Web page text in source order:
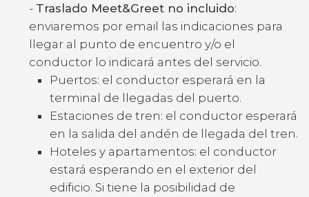
- Traslado Meet&Greet no incluido:
enviaremos por email las indicaciones para
llegar al punto de encuentro y/o el
conductor lo indicará antes del servicio.
Puertos: el conductor esperará en la
terminal de llegadas del puerto.
Estaciones de tren: el conductor esperará
en la salida del andén de llegada del tren.
Hoteles y apartamentos: el conductor
estará esperando en el exterior del
edificio. Si tiene la posibilidad de